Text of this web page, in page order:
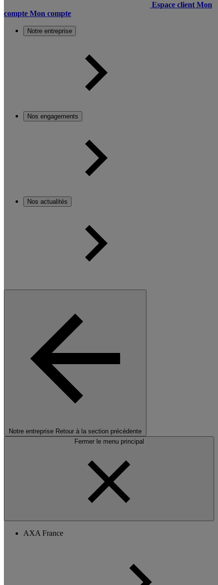
Espace client Mon
compte Mon compte
Notre entreprise
Nos engagements
Nos actualités
Notre entreprise Retour à la section précédente
Fermer le menu principal
AXA France